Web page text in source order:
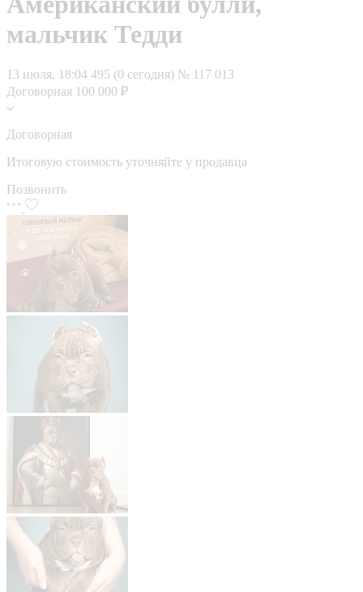
мальчик Тедди
13 июля, 18:04 495 (0 сегодня) № 117 013
Договорная 100 000 ₽
Договорная
Итоговую стоимость уточняйте у продавца
Позвонить